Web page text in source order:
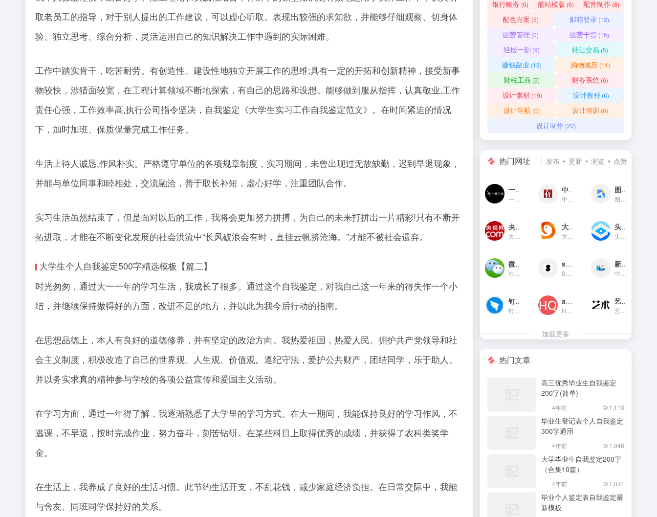
取老员工的指导，对于别人提出的工作建议，可以虚心听取。表现出较强的求知欲，并能够仔细观察、切身体
验、独立思考、综合分析，灵活运用自己的知识解决工作中遇到的实际困难。
工作中踏实肯干，吃苦耐劳。有创造性、建设性地独立开展工作的思维;具有一定的开拓和创新精神，接受新事
物较快，涉猎面较宽，在工程计算领域不断地探索，有自己的思路和设想。能够做到服从指挥，认真敬业,工作
责任心强，工作效率高,执行公司指令坚决，自我鉴定《大学生实习工作自我鉴定范文》。在时间紧迫的情况
下，加时加班、保质保量完成工作任务。
生活上待人诚恳,作风朴实。严格遵守单位的各项规章制度，实习期间，未曾出现过无故缺勤，迟到早退现象，
并能与单位同事和睦相处，交流融洽，善于取长补短，虚心好学，注重团队合作。
实习生活虽然结束了，但是面对以后的工作，我将会更加努力拼搏，为自己的未来打拼出一片精彩!只有不断开
拓进取，才能在不断变化发展的社会洪流中“长风破浪会有时，直挂云帆挤沧海。”才能不被社会遗弃。
大学生个人自我鉴定500字精选模板【篇二】
时光匆匆，通过大一一年的学习生活，我成长了很多。通过这个自我鉴定，对我自己这一年来的得失作一个小
结，并继续保持做得好的方面，改进不足的地方，并以此为我今后行动的指南。
在思想品德上，本人有良好的道德修养，并有坚定的政治方向。我热爱祖国，热爱人民。拥护共产党领导和社
会主义制度，积极改造了自己的世界观、人生观、价值观。遵纪守法，爱护公共财产，团结同学，乐于助人。
并以务实求真的精神参与学校的各项公益宣传和爱国主义活动。
在学习方面，通过一年得了解，我逐渐熟悉了大学里的学习方式。在大一期间，我能保持良好的学习作风，不
逃课，不早退，按时完成作业，努力奋斗，刻苦钻研。在某些科目上取得优秀的成绩，并获得了农科类奖学
金。
在生活上，我养成了良好的生活习惯。此节约生活开支，不乱花钱，减少家庭经济负担。在日常交际中，我能
与舍友、同班同学保持好的关系。
银行账务 (6) 酷站模版 (6) 配音制作 (8)
配色方案 (5) 邮箱登录(12)
运营管理 (0) 运营干货(15)
轻松一刻 (9) 转让交易 (5)
赚钱副业 (13) 购物减压(11)
财税工商 (5) 财务系统 (6)
设计素材 (19) 设计教程 (6)
设计导航 (0) 设计培训 (6)
设计制作(20)
热门网址 发布 更新 浏览 点赞
一键生成 中国经济网 图贴士
央视网新闻频道(cctv.com) 大鱼号官网 头条指数
微信对话生成器 soogif动图
SOOGIF提供搞笑、表情、美女...
新华网
钉钉官网 app图标生成 艺术字体在线生成器
加载更多
热门文章
高三优秀毕业生自我鉴定
200字(简单)
4年前 1,113
毕业生登记表个人自我鉴定
300字通用
4年前 1,048
大学毕业生自我鉴定200字
（合集10篇）
4年前 1,034
毕业个人鉴定表自我鉴定最
新模板